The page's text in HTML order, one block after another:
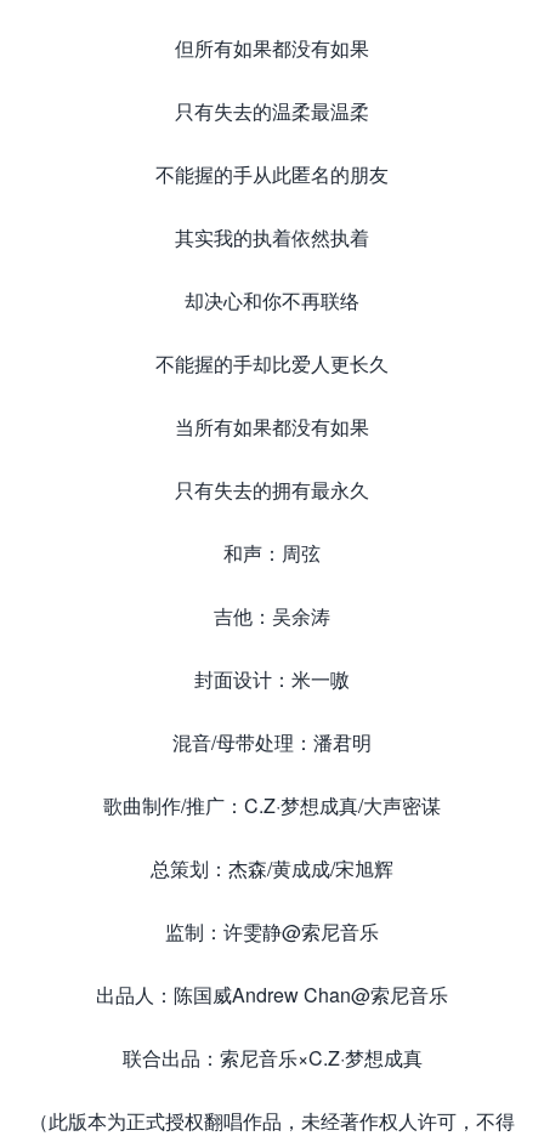
但所有如果都没有如果
只有失去的温柔最温柔
不能握的手从此匿名的朋友
其实我的执着依然执着
却决心和你不再联络
不能握的手却比爱人更长久
当所有如果都没有如果
只有失去的拥有最永久
和声：周弦
吉他：吴余涛
封面设计：米一嗷
混音/母带处理：潘君明
歌曲制作/推广：C.Z·梦想成真/大声密谋
总策划：杰森/黄成成/宋旭辉
监制：许雯静@索尼音乐
出品人：陈国威Andrew Chan@索尼音乐
联合出品：索尼音乐×C.Z·梦想成真
（此版本为正式授权翻唱作品，未经著作权人许可，不得